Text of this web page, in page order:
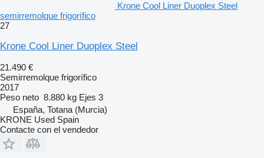
Krone Cool Liner Duoplex Steel
semirremolque frigorífico
27
Krone Cool Liner Duoplex Steel
21.490 €
Semirremolque frigorífico
2017
Peso neto 8.880 kg Ejes 3
España, Totana (Murcia)
KRONE Used Spain
Contacte con el vendedor